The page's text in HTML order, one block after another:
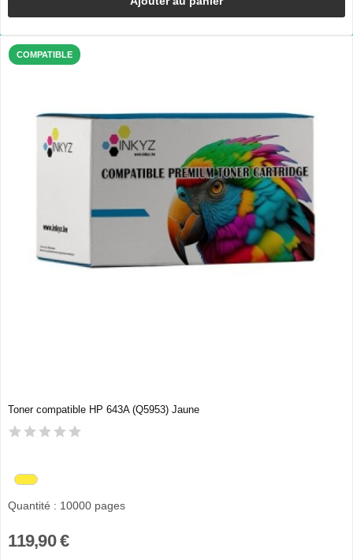
COMPATIBLE
Toner compatible HP 643A (Q5953) Jaune
Quantité : 10000 pages
119,90 €